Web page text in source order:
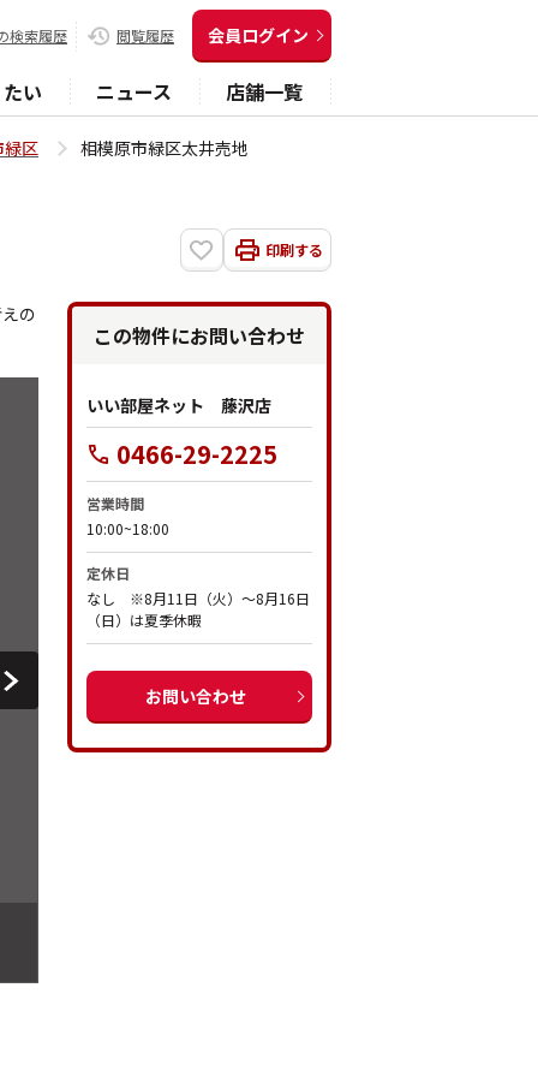
検索履歴 閲覧履歴 会員ログイン
い ニュース 店舗一覧
緑区 相模原市緑区太井売地
印刷する
の
この物件にお問い合わせ
いい部屋ネット 藤沢店
0466-29-2225
営業時間
10:00~18:00
定休日
なし ※8月11日（火）～8月16日
（日）は夏季休暇
お問い合わせ